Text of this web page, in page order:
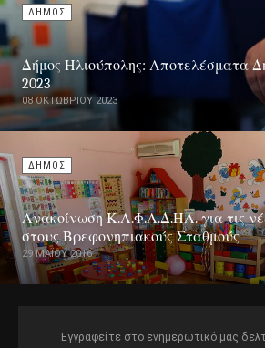
ΔΗΜΟΣ
Δήμος Ηλιούπολης: Αποτελέσματα
2023
08 ΟΚΤΩΒΡΊΟΥ 2023
ΔΗΜΟΣ
Ανακοίνωση Κ.Α.Φ.Α.Δ.ΗΛ. για τις
στους Βρεφονηπιακούς Σταθμούς
29 ΜΑΪ́ΟΥ 2016
Εγγραφείτε στο ενημερωτικό μας